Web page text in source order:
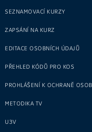
SEZNAMOVACÍ KURZY
ZAPSÁNÍ NA KURZ
EDITACE OSOBNÍCH ÚDAJŮ
PŘEHLED KÓDŮ PRO KOS
PROHLÁŠENÍ K OCHRANĚ
METODIKA TV
U3V